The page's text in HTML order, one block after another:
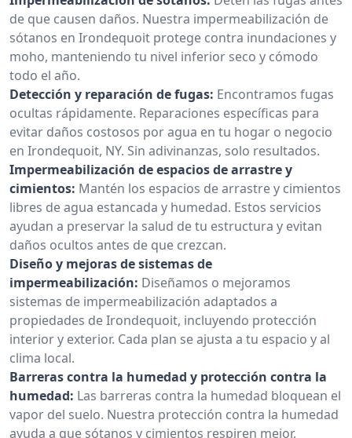
de que causen daños. Nuestra impermeabilización de
sótanos en Irondequoit protege contra inundaciones y
moho, manteniendo tu nivel inferior seco y cómodo
todo el año.
Detección y reparación de fugas: Encontramos fugas
ocultas rápidamente. Reparaciones específicas para
evitar daños costosos por agua en tu hogar o negocio
en Irondequoit, NY. Sin adivinanzas, solo resultados.
Impermeabilización de espacios de arrastre y
cimientos: Mantén los espacios de arrastre y cimientos
libres de agua estancada y humedad. Estos servicios
ayudan a preservar la salud de tu estructura y evitan
daños ocultos antes de que crezcan.
Diseño y mejoras de sistemas de
impermeabilización: Diseñamos o mejoramos
sistemas de impermeabilización adaptados a
propiedades de Irondequoit, incluyendo protección
interior y exterior. Cada plan se ajusta a tu espacio y al
clima local.
Barreras contra la humedad y protección contra la
humedad: Las barreras contra la humedad bloquean el
vapor del suelo. Nuestra protección contra la humedad
ayuda a que sótanos y cimientos respiren mejor,